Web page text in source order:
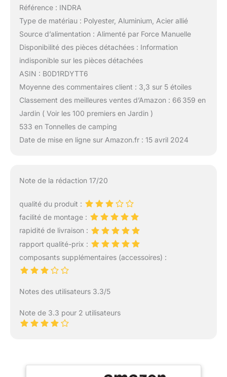
Référence : INDRA
Type de matériau : Polyester, Aluminium, Acier allié
Source d’alimentation : Alimenté par Force Manuelle
Disponibilité des pièces détachées : Information
indisponible sur les pièces détachées
ASIN : B0D1RDYTT6
Moyenne des commentaires client : 3,3 sur 5 étoiles
Classement des meilleures ventes d’Amazon : 66 359 en
Jardin ( Voir les 100 premiers en Jardin )
533 en Tonnelles de camping
Date de mise en ligne sur Amazon.fr : 15 avril 2024
Note de la rédaction 17/20
qualité du produit :
facilité de montage :
rapidité de livraison :
rapport qualité-prix :
composants supplémentaires (accessoires) :
Notes des utilisateurs 3.3/5
Note de 3.3 pour 2 utilisateurs